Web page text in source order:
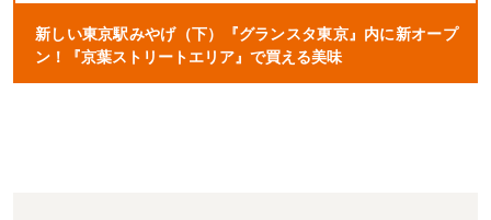
新しい東京駅みやげ（下）『グランスタ東京』内に新オープ
ン！『京葉ストリートエリア』で買える美味